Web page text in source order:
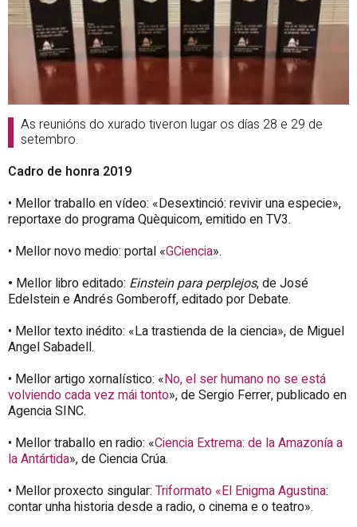
As reunións do xurado tiveron lugar os días 28 e 29 de
setembro.
Cadro de honra 2019
• Mellor traballo en vídeo: «Desextinció: revivir una especie»,
reportaxe do programa Quèquicom, emitido en TV3.
• Mellor novo medio: portal «GCiencia».
• Mellor libro editado: Einstein para perplejos, de José
Edelstein e Andrés Gomberoff, editado por Debate.
• Mellor texto inédito: «La trastienda de la ciencia», de Miguel
Angel Sabadell.
• Mellor artigo xornalístico: «No, el ser humano no se está
volviendo cada vez mái tonto», de Sergio Ferrer, publicado en
Agencia SINC.
• Mellor traballo en radio: «Ciencia Extrema: de la Amazonía a
la Antártida», de Ciencia Crúa.
• Mellor proxecto singular: Triformato «El Enigma Agustina:
contar unha historia desde a radio, o cinema e o teatro».